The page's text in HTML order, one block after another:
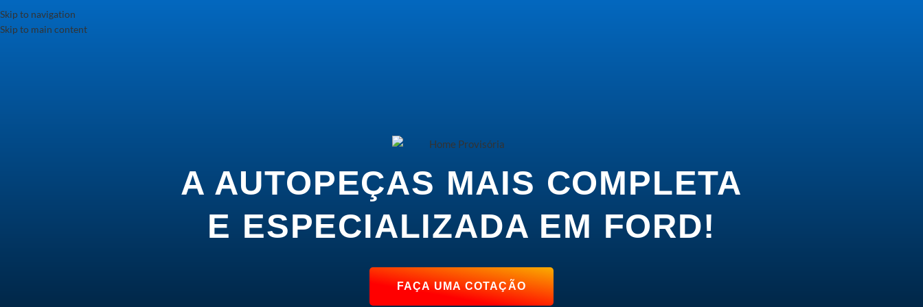
Skip to navigation
Skip to main content
A AUTOPEÇAS MAIS COMPLETA
E ESPECIALIZADA EM FORD!
FAÇA UMA COTAÇÃO